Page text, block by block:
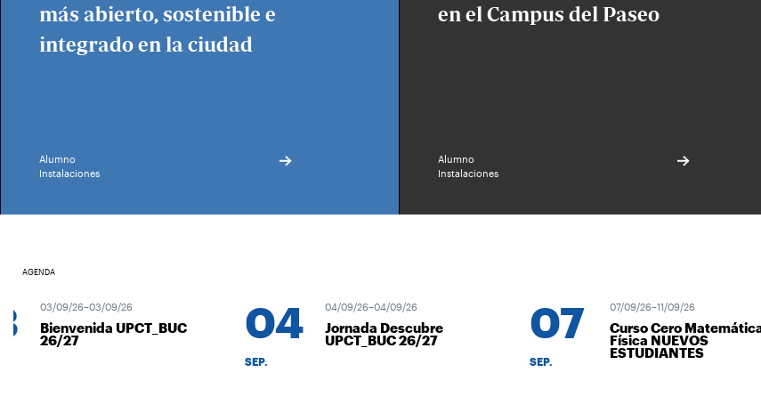
más abierto, sostenible e
integrado en la ciudad
Alumno
Instalaciones
en el Campus del Paseo
Alumno
Instalaciones
AGENDA
03/09/26–03/09/26
Bienvenida UPCT_BUC
26/27 04
SEP.
04/09/26–04/09/26
Jornada Descubre
UPCT_BUC 26/27 07
SEP.
07/09/26–11/09/26
Curso Cero Matemáticas y
Física NUEVOS
ESTUDIANTES